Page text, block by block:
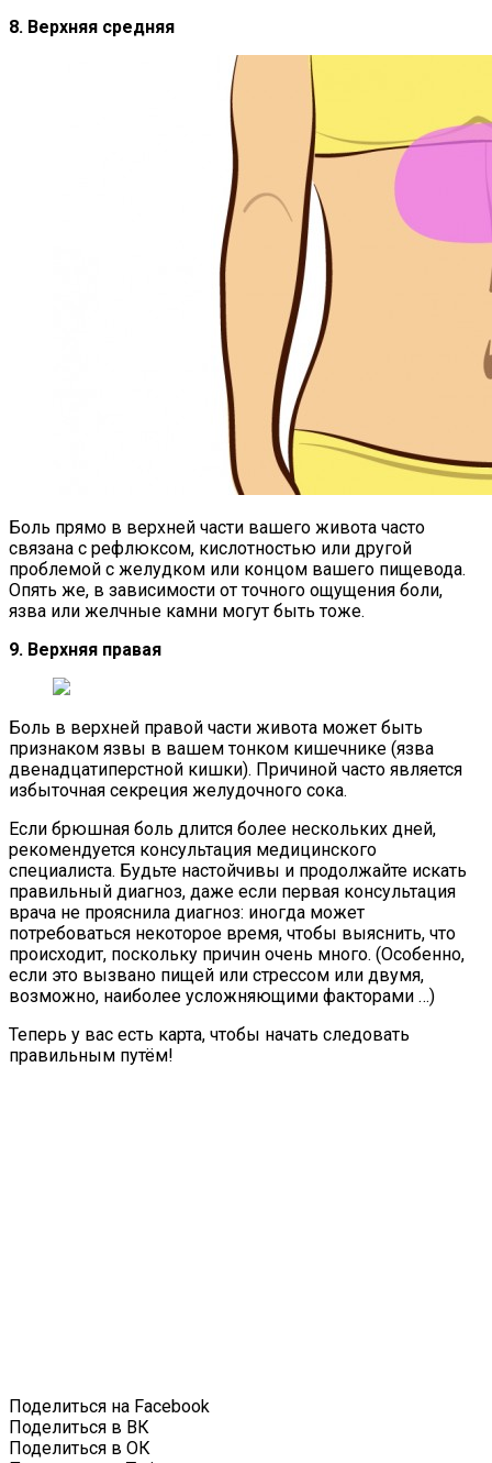
8. Верхняя средняя
Боль прямо в верхней части вашего живота часто
связана с рефлюксом, кислотностью или другой
проблемой с желудком или концом вашего пищевода.
Опять же, в зависимости от точного ощущения боли,
язва или желчные камни могут быть тоже.
9. Верхняя правая
Боль в верхней правой части живота может быть
признаком язвы в вашем тонком кишечнике (язва
двенадцатиперстной кишки). Причиной часто является
избыточная секреция желудочного сока.
Если брюшная боль длится более нескольких дней,
рекомендуется консультация медицинского
специалиста. Будьте настойчивы и продолжайте искать
правильный диагноз, даже если первая консультация
врача не прояснила диагноз: иногда может
потребоваться некоторое время, чтобы выяснить, что
происходит, поскольку причин очень много. (Особенно,
если это вызвано пищей или стрессом или двумя,
возможно, наиболее усложняющими факторами …)
Теперь у вас есть карта, чтобы начать следовать
правильным путём!
Поделиться на Facebook
Поделиться в ВК
Поделиться в ОК